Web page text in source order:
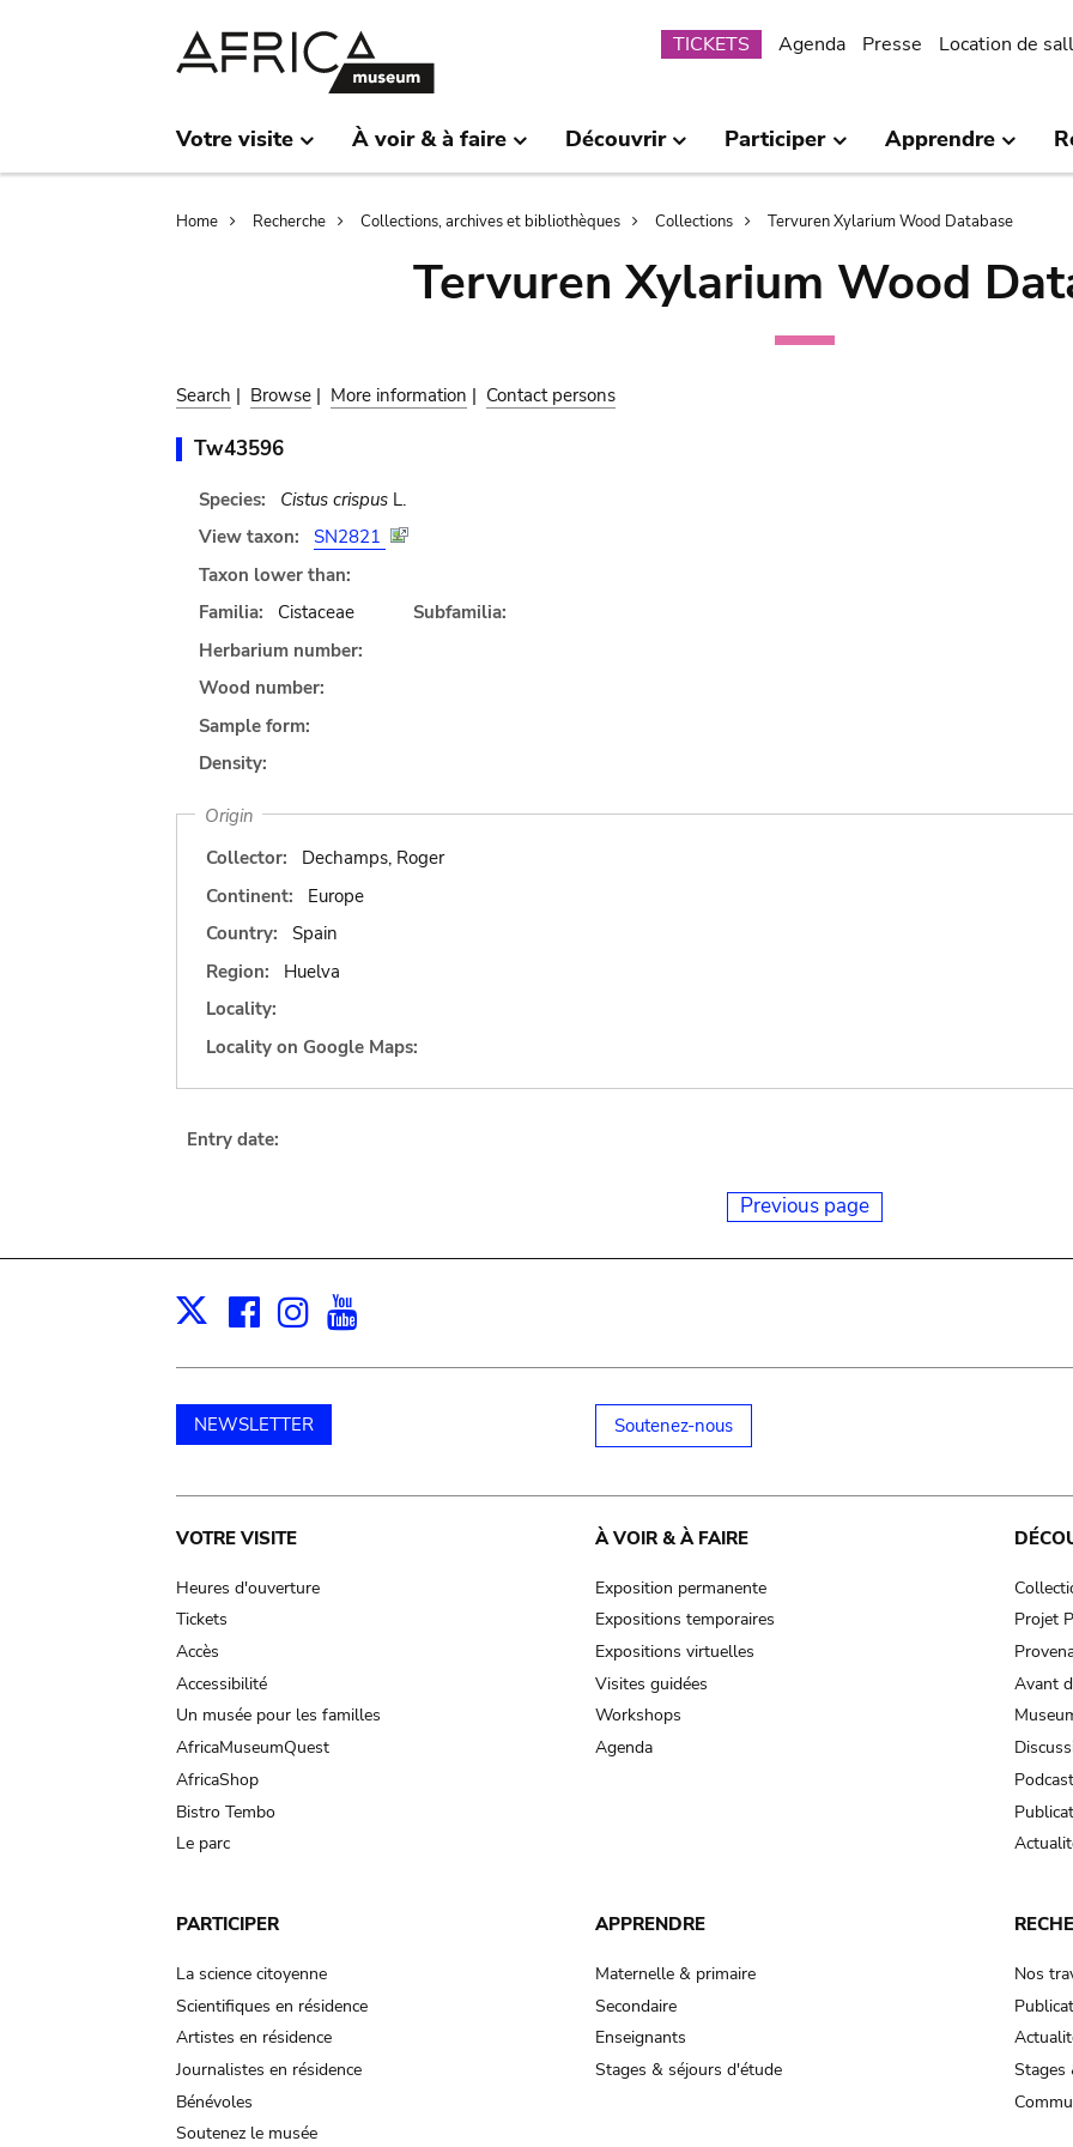
Submenu
TICKETS Agenda Presse Location de
Votre visite À voir & à faire Découvrir Participer Apprendre
Breadcrumb
Home Recherche Collections, archives et bibliothèques Collections Tervuren Xylarium Wood Database
Tervuren Xylarium Wood
Search | Browse | More information | Contact persons
Tw43596
Species: Cistus crispusL.
View taxon:
SN2821
Taxon lower than:
Familia:
Cistaceae
Subfamilia:
Herbarium number:
Wood number:
Sample form:
Density:
Origin
Collector:
Dechamps, Roger
Continent:
Europe
Country:
Spain
Region:
Huelva
Locality:
Locality on Google Maps:
Entry date:
Previous page
X Facebook
Instagram
NEWSLETTER Soutenez-nous
Main
navigation
VOTRE VISITE
Heures d'ouverture
Tickets
Accès
Accessibilité
Un musée pour les familles
AfricaMuseumQuest
AfricaShop
Bistro Tembo
Le parc
À VOIR & À FAIRE
Exposition permanente
Expositions temporaires
Expositions virtuelles
Visites guidées
Workshops
Agenda
Projet
Avant
PARTICIPER
La science citoyenne
Scientifiques en résidence
Artistes en résidence
Journalistes en résidence
Bénévoles
Soutenez le musée
APPRENDRE
Maternelle & primaire
Secondaire
Enseignants
Stages & séjours d'étude
Nos
Stages